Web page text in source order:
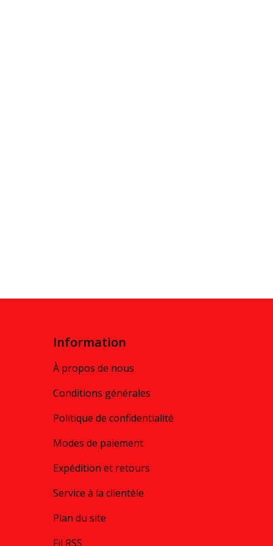
Information
À propos de nous
Conditions générales
Politique de confidentialité
Modes de paiement
Expédition et retours
Service à la clientèle
Plan du site
Fil RSS